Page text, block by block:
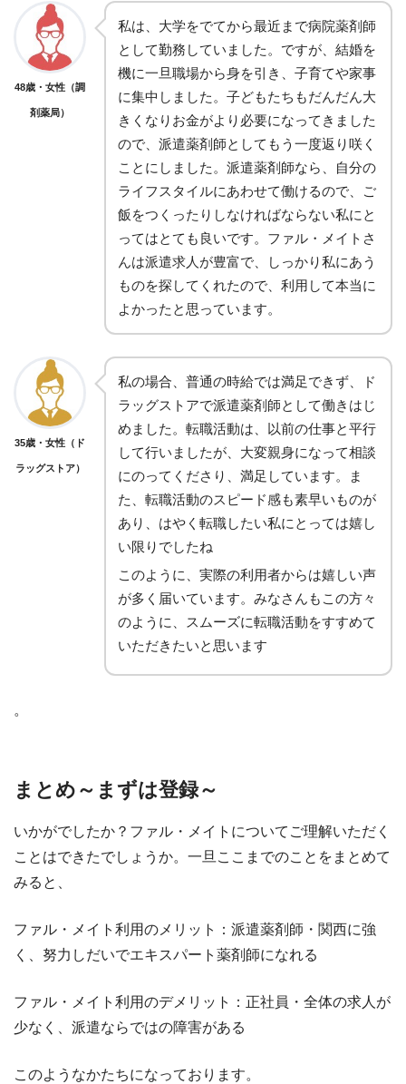
48歳・女性（調
剤薬局）
私は、大学をでてから最近まで病院薬剤師
として勤務していました。ですが、結婚を
機に一旦職場から身を引き、子育てや家事
に集中しました。子どもたちもだんだん大
きくなりお金がより必要になってきました
ので、派遣薬剤師としてもう一度返り咲く
ことにしました。派遣薬剤師なら、自分の
ライフスタイルにあわせて働けるので、ご
飯をつくったりしなければならない私にと
ってはとても良いです。ファル・メイトさ
んは派遣求人が豊富で、しっかり私にあう
ものを探してくれたので、利用して本当に
よかったと思っています。
35歳・女性（ド
ラッグストア）
私の場合、普通の時給では満足できず、ド
ラッグストアで派遣薬剤師として働きはじ
めました。転職活動は、以前の仕事と平行
して行いましたが、大変親身になって相談
にのってくださり、満足しています。ま
た、転職活動のスピード感も素早いものが
あり、はやく転職したい私にとっては嬉し
い限りでしたね
このように、実際の利用者からは嬉しい声
が多く届いています。みなさんもこの方々
のように、スムーズに転職活動をすすめて
いただきたいと思います
。
まとめ～まずは登録～
いかがでしたか？ファル・メイトについてご理解いただく
ことはできたでしょうか。一旦ここまでのことをまとめて
みると、
ファル・メイト利用のメリット：派遣薬剤師・関西に強
く、努力しだいでエキスパート薬剤師になれる
ファル・メイト利用のデメリット：正社員・全体の求人が
少なく、派遣ならではの障害がある
このようなかたちになっております。